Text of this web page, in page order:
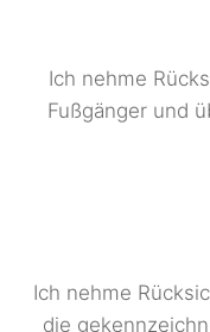
Ich nehme
Fußgänger und
Ich nehme
die